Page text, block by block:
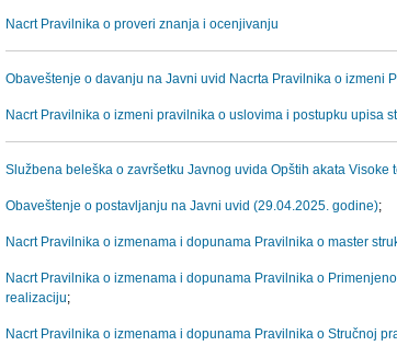
Nacrt Pravilnika o proveri znanja i ocenjivanju
Obaveštenje o davanju na Javni uvid Nacrta Pravilnika o izmeni
Nacrt Pravilnika o izmeni pravilnika o uslovima i postupku upisa
Službena beleška o završetku Javnog uvida Opštih akata
Obaveštenje o postavljanju na Javni uvid (29.04.2025. godine);
Nacrt Pravilnika o izmenama i dopunama Pravilnika o master
Nacrt Pravilnika o izmenama i dopunama Pravilnika o
realizaciju;
Nacrt Pravilnika o izmenama i dopunama Pravilnika o Stručnoj